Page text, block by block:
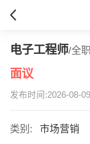
电子工程师/全职
面议
发布时间:2026-08-
类别:
市场营销